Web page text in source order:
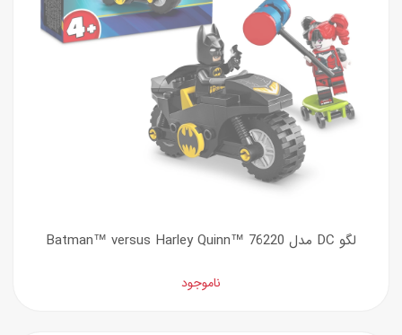
لگو DC مدل Batman™ versus Harley Quinn™ 76220
ناموجود